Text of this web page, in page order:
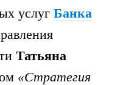
услуг Банка
Татьяна
«Стратегия